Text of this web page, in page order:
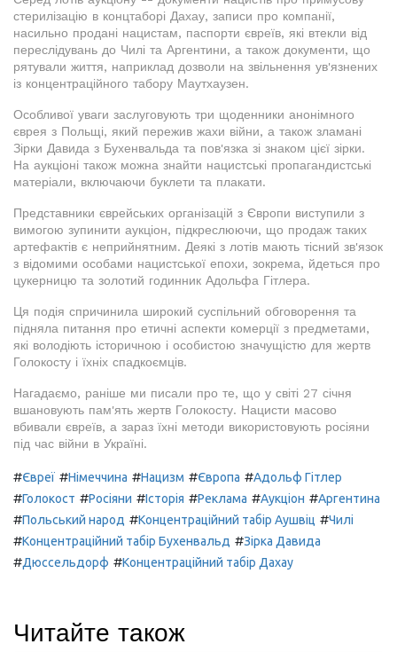
стерилізацію в концтаборі Дахау, записи про компанії,
насильно продані нацистам, паспорти євреїв, які втекли від
переслідувань до Чилі та Аргентини, а також документи, що
рятували життя, наприклад дозволи на звільнення ув'язнених
із концентраційного табору Маутхаузен.
Особливої уваги заслуговують три щоденники анонімного
єврея з Польщі, який пережив жахи війни, а також зламані
Зірки Давида з Бухенвальда та пов'язка зі знаком цієї зірки.
На аукціоні також можна знайти нацистські пропагандистські
матеріали, включаючи буклети та плакати.
Представники єврейських організацій з Європи виступили з
вимогою зупинити аукціон, підкреслюючи, що продаж таких
артефактів є неприйнятним. Деякі з лотів мають тісний зв'язок
з відомими особами нацистської епохи, зокрема, йдеться про
цукерницю та золотий годинник Адольфа Гітлера.
Ця подія спричинила широкий суспільний обговорення та
підняла питання про етичні аспекти комерції з предметами,
які володіють історичною і особистою значущістю для жертв
Голокосту і їхніх спадкоємців.
Нагадаємо, раніше ми писали про те, що у світі 27 січня
вшановують пам'ять жертв Голокосту. Нацисти масово
вбивали євреїв, а зараз їхні методи використовують росіяни
під час війни в Україні.
#Євреї #Німеччина #Нацизм #Європа #Адольф Гітлер
#Голокост #Росіяни #Історія #Реклама #Аукціон #Аргентина
#Польський народ #Концентраційний табір Аушвіц #Чилі
#Концентраційний табір Бухенвальд #Зірка Давида
#Дюссельдорф #Концентраційний табір Дахау
Читайте також